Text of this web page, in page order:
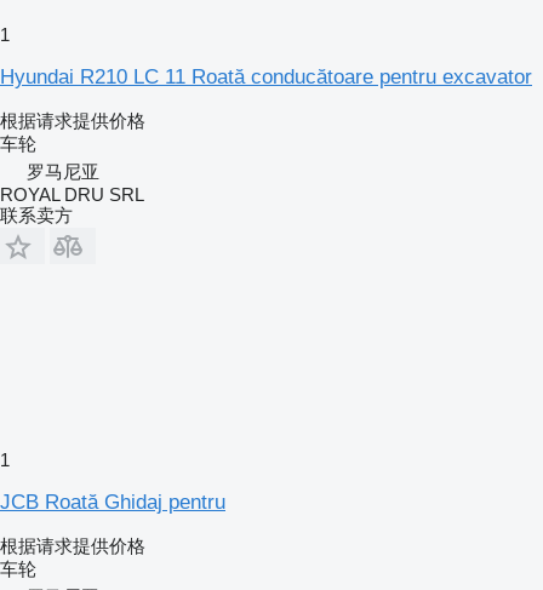
1
Hyundai R210 LC 11 Roată conducătoare pentru excavator
根据请求提供价格
车轮
罗马尼亚
ROYAL DRU SRL
联系卖方
1
JCB Roată Ghidaj pentru
根据请求提供价格
车轮